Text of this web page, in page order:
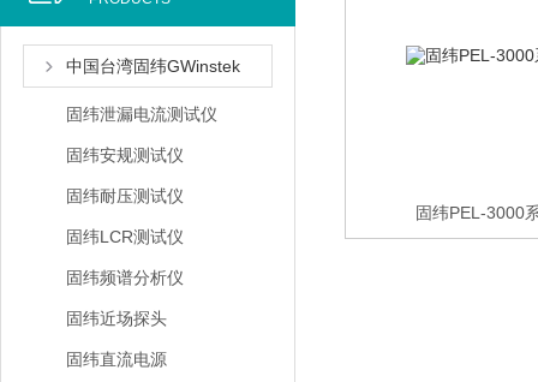
中国台湾固纬GWinstek
固纬泄漏电流测试仪
固纬安规测试仪
固纬耐压测试仪
固纬LCR测试仪
固纬频谱分析仪
固纬近场探头
固纬直流电源
固纬PEL-3000